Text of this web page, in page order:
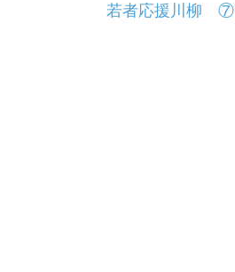
若者応援川柳 ⑦